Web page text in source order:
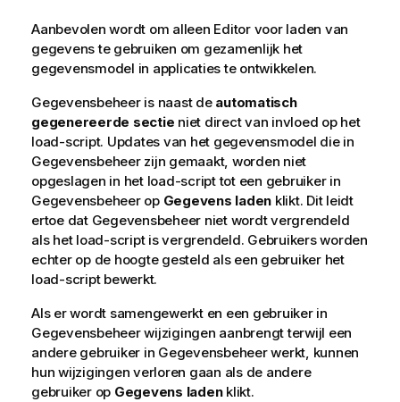
Aanbevolen wordt om alleen Editor voor laden van
gegevenste gebruiken om gezamenlijk het
gegevensmodel in applicaties te ontwikkelen.
Gegevensbeheeris naast de automatisch
gegenereerde sectie niet direct van invloed op het
load-script. Updates van het gegevensmodel die in
Gegevensbeheerzijn gemaakt, worden niet
opgeslagen in het load-script tot een gebruiker in
Gegevensbeheerop Gegevens laden klikt. Dit leidt
ertoe dat Gegevensbeheer niet wordt vergrendeld
als het load-script is vergrendeld. Gebruikers worden
echter op de hoogte gesteld als een gebruiker het
load-script bewerkt.
Als er wordt samengewerkt en een gebruiker in
Gegevensbeheerwijzigingen aanbrengt terwijl een
andere gebruiker in Gegevensbeheerwerkt, kunnen
hun wijzigingen verloren gaan als de andere
gebruiker op Gegevens ladenklikt.